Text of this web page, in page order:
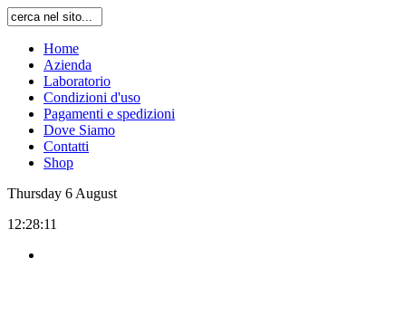
Home
Azienda
Laboratorio
Condizioni d'uso
Pagamenti e spedizioni
Dove Siamo
Contatti
Shop
Thursday 6 August
12:28:11